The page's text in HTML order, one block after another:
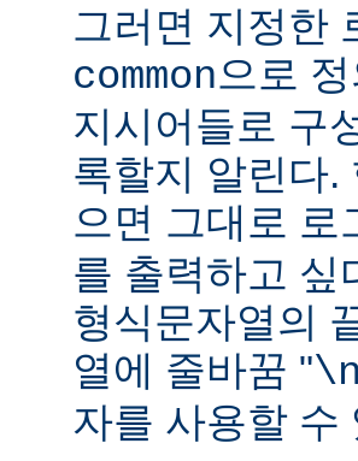
그러면 지정한
common으로
지시어들로 구
록할지 알린다.
으면 그대로 로
를 출력하고 싶
형식문자열의
열에 줄바꿈 "\n
자를 사용할 수